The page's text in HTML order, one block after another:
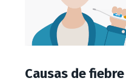
Causas de